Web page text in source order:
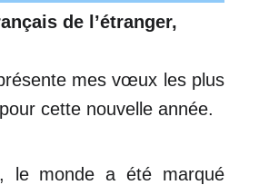
de l’étranger,
mes vœux les plus
cette nouvelle année.
le monde a été marqué